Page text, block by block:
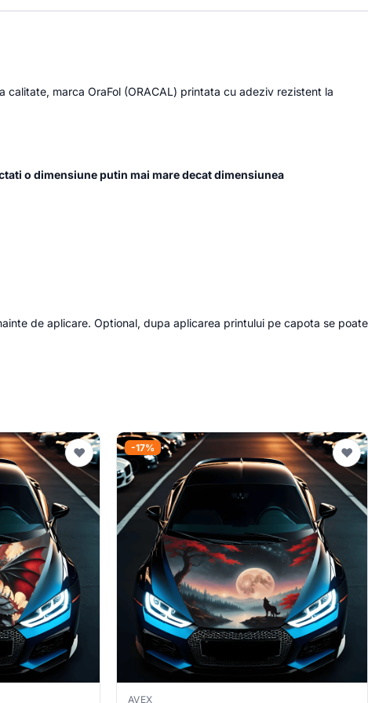
marca OraFol (ORACAL) printata cu adeziv rezistent la
o dimensiune putin mai mare decat dimensiunea
de aplicare. Optional, dupa aplicarea printului pe capota se poate
♥ -17% ♥
AVEX